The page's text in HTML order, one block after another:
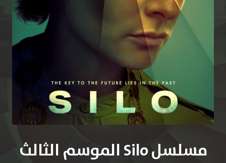
مسلسل Silo الموسم الثالث